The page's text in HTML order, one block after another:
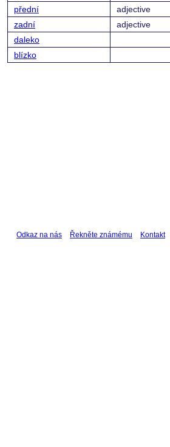
přední
adjective
zadní
adjective
daleko
blízko
Odkaz na nás Řekněte známému Kontakt